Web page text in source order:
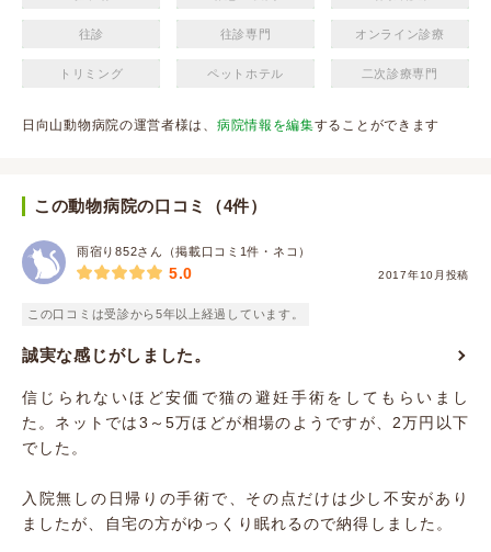
往診 往診専門 オンライン診療
トリミング ペットホテル 二次診療専門
日向山動物病院の運営者様は、 病院情報を編集することができます
この動物病院の口コミ（4件）
雨宿り852さん（掲載口コミ1件・ネコ）
2017年10月投稿
5.0
この口コミは受診から5年以上経過しています。
誠実な感じがしました。
信じられないほど安価で猫の避妊手術をしてもらいまし
た。ネットでは3～5万ほどが相場のようですが、2万円以下
でした。
入院無しの日帰りの手術で、その点だけは少し不安があり
ましたが、自宅の方がゆっくり眠れるので納得しました。